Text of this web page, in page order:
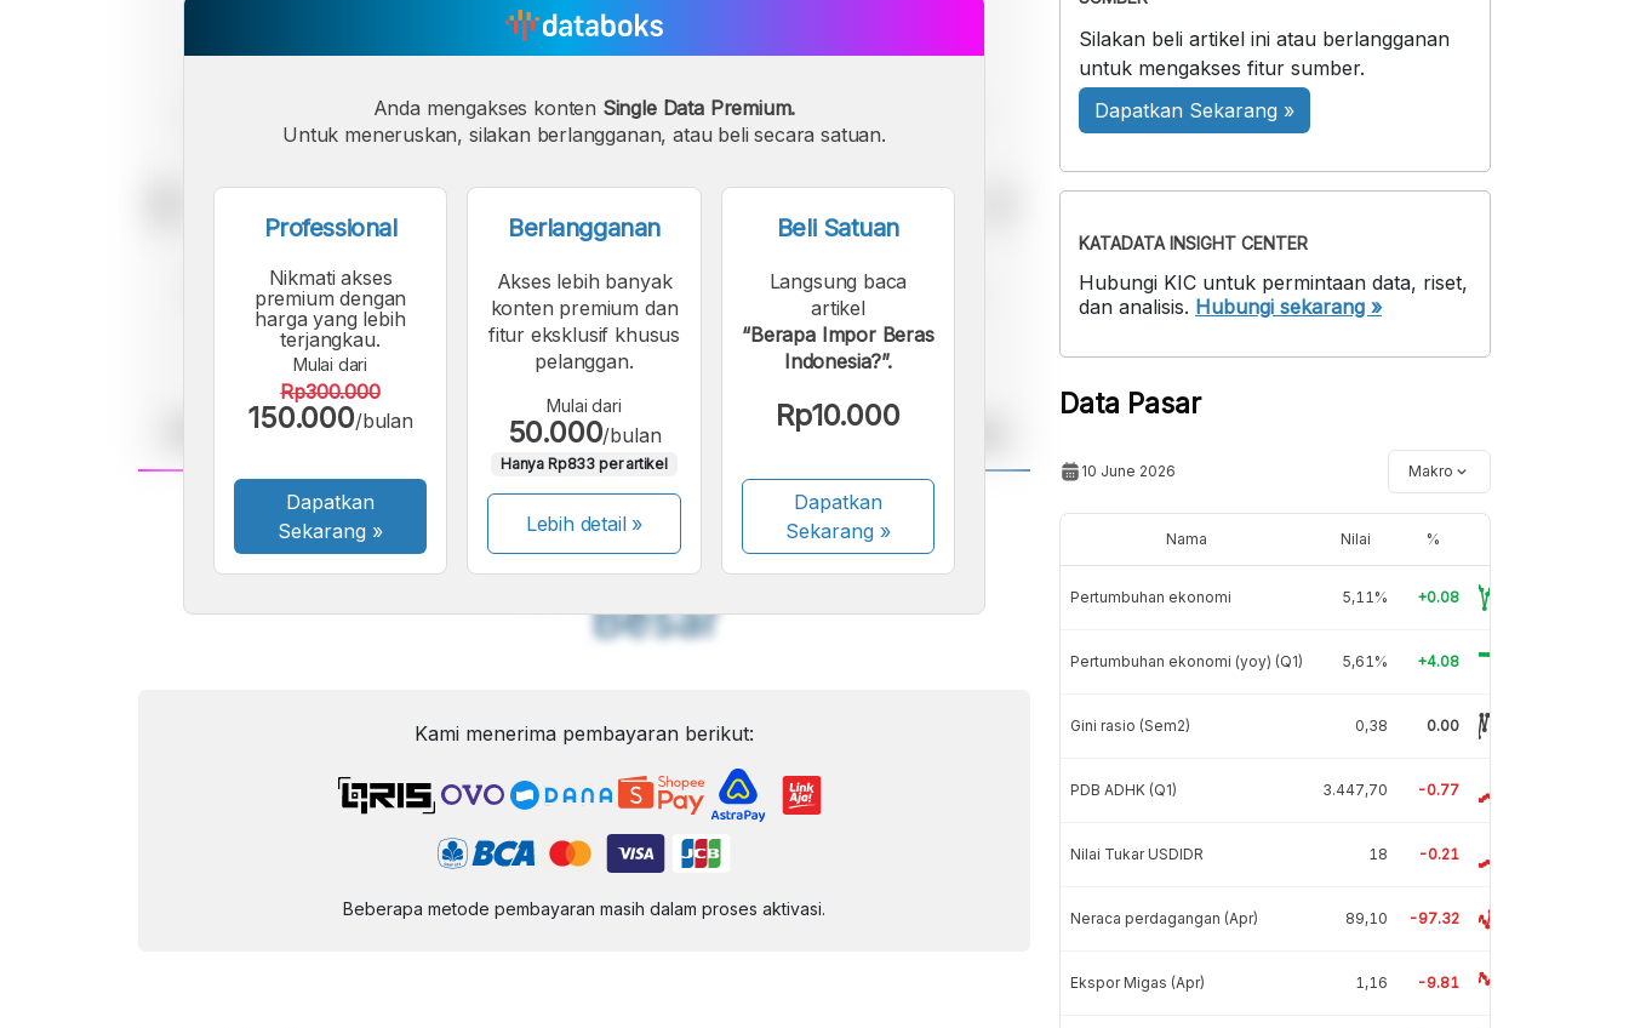
FontFontFont
Besar
Anda mengakses konten Single Data Premium.
Untuk meneruskan, silakan berlangganan, atau beli secara satuan.
Professional
Nikmati akses
premium dengan
harga yang lebih
terjangkau.
Mulai dari
Rp300.000
150.000/bulan
Dapatkan
Sekarang »
Berlangganan
Akses lebih banyak
konten premium dan
fitur eksklusif khusus
pelanggan.
Mulai dari
50.000/bulan
Hanya Rp833 per artikel
Lebih detail »
Beli Satuan
Langsung baca
artikel
“Berapa Impor Beras
Indonesia?”.
Rp10.000
Dapatkan
Sekarang»
Kami menerima pembayaran berikut:
Beberapa metode pembayaran masih dalam proses aktivasi.
Silakan beli artikel ini atau berlangganan
untuk mengakses fitur sumber.
Dapatkan Sekarang »
KATADATA INSIGHT CENTER
Hubungi KIC untuk permintaan data, riset,
dan analisis. Hubungi sekarang »
Data Pasar
10 June 2026 Makro
Nama Nilai %
Pertumbuhan ekonomi 5,11% +0.08
Pertumbuhan ekonomi (yoy) (Q1) 5,61% +4.08
Gini rasio (Sem2) 0,38 0.00
PDB ADHK (Q1) 3.447,70 -0.77
Nilai Tukar USDIDR 18 -0.21
Neraca perdagangan (Apr) 89,10 -97.32
Ekspor Migas (Apr) 1,16 -9.81